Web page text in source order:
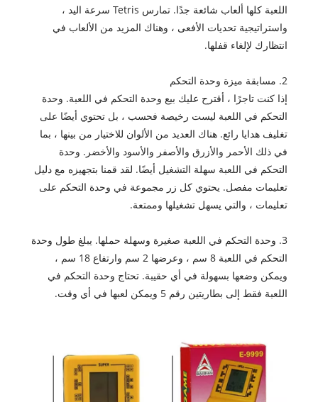
اللعبة كلها ألعاب شائعة جدًا. تمارس Tetris سرعة اليد ،
واستراتيجية تحديات الأفعى ، وهناك المزيد من الألعاب في
انتظارك لإلغاء قفلها.
2. مسابقة ميزة وحدة التحكم
إذا كنت تاجرًا ، أقترح عليك بيع وحدة التحكم في اللعبة. وحدة
التحكم في اللعبة ليست رخيصة فحسب ، بل تحتوي أيضًا على
تغليف هدايا رائع. هناك العديد من الألوان للاختيار من بينها ، بما
في ذلك الأحمر والأزرق والأصفر والأسود والأخضر. وحدة
التحكم في اللعبة سهلة التشغيل أيضًا. لقد قمنا بتجهيزه مع دليل
تعليمات مفصل. يحتوي كل زر مجموعة في وحدة التحكم على
تعليمات ، والتي يسهل تشغيلها وممتعة.
3. وحدة التحكم في اللعبة صغيرة وسهلة حملها. يبلغ طول وحدة
التحكم في اللعبة 8 سم ، وعرضها 2 سم وارتفاع 18 سم ،
ويمكن وضعها بسهولة في أي حقيبة. تحتاج وحدة التحكم في
اللعبة فقط إلى بطاريتين رقم 5 ويمكن لعبها في أي وقت.